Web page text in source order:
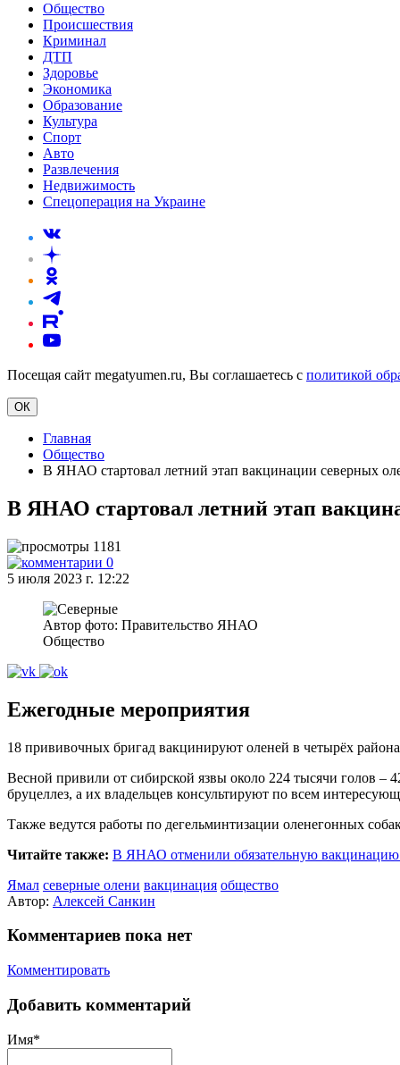
Общество
Происшествия
Криминал
ДТП
Здоровье
Экономика
Образование
Культура
Спорт
Авто
Развлечения
Недвижимость
Спецоперация на Украине
Посещая сайт megatyumen.ru, Вы соглашаетесь с политикой
ОК
Главная
Общество
В ЯНАО стартовал летний этап вакцинации северных
В ЯНАО стартовал летний этап
1181
0
5 июля 2023 г. 12:22
Автор фото: Правительство ЯНАО
Общество
Ежегодные мероприятия
18 прививочных бригад вакцинируют оленей в четырёх
Весной привили от сибирской язвы около 224 тысячи голов –
бруцеллез, а их владельцев консультируют по всем
Также ведутся работы по дегельминтизации оленегонных
Читайте также: В ЯНАО отменили обязательную вакцинацию
Ямал северные олени вакцинация общество
Автор: Алексей Санкин
Комментариев пока нет
Комментировать
Добавить комментарий
Имя*